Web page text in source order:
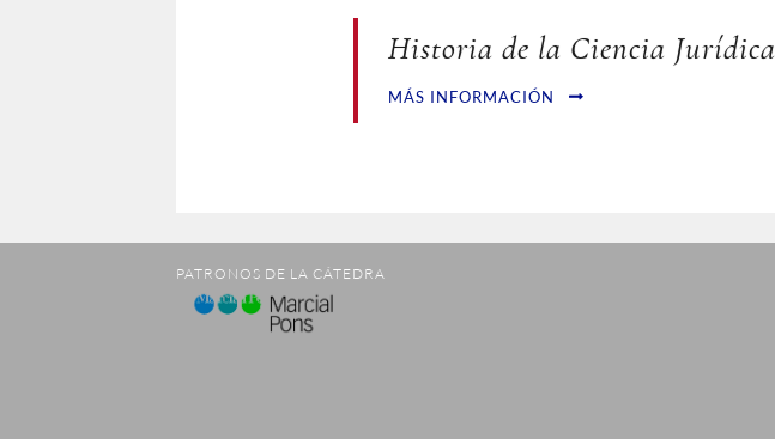
Historia de la Ciencia Jurídica
MÁS INFORMACIÓN
PATRONOS DE LA CÁTEDRA